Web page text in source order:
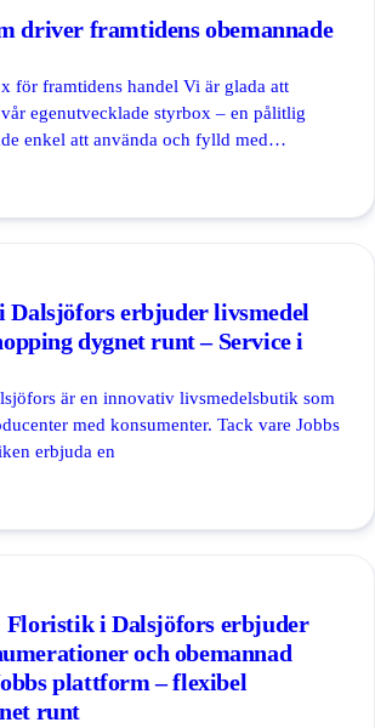
Boka demo
driver framtidens obemannade
för framtidens handel Vi är glada att
egenutvecklade styrbox – en pålitlig
enkel att använda och fylld med
Dalsjöfors erbjuder livsmedel
dygnet runt – Service i
är en innovativ livsmedelsbutik som
med konsumenter. Tack vare Jobbs
erbjuda en
Floristik i Dalsjöfors erbjuder
och obemannad
plattform – flexibel
runt